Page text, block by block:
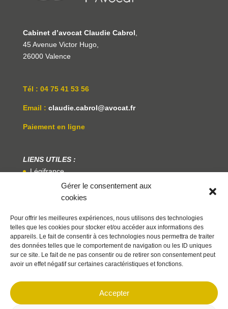
Gérer le consentement aux
cookies
Pour offrir les meilleures expériences, nous utilisons des technologies
telles que les cookies pour stocker et/ou accéder aux informations des
appareils. Le fait de consentir à ces technologies nous permettra de traiter
des données telles que le comportement de navigation ou les ID uniques
sur ce site. Le fait de ne pas consentir ou de retirer son consentement peut
avoir un effet négatif sur certaines caractéristiques et fonctions.
Accepter
Cabinet d’avocat Claudie Cabrol
45 Avenue Victor Hugo,
26000 Valence
Tél : 04 75 41 53 56
Email : claudie.cabrol@avocat.fr
Paiement en ligne
LIENS UTILES :
Légifrance
Service Public
Centre National Des Praticiens De La Médiation
©Me CABROL 2026| Une création Agence
Webmarque[DIGITALE]|Mentions légales
Politique de confidentialité
de cookies